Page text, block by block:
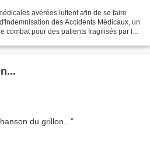
avérées luttent afin de se faire
des Accidents Médicaux, un
combat pour des patients fragilisés par la